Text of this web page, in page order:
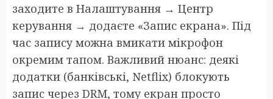
заходите в Налаштування → Центр
керування → додаєте «Запис екрана». Під
час запису можна вмикати мікрофон
окремим тапом. Важливий нюанс: деякі
додатки (банківські, Netflix) блокують
запис через DRM, тому екран просто